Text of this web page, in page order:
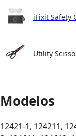
iFixit Safety
Utility
Modelos
12421-1, 124211,